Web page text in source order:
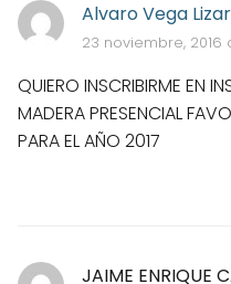
Alvaro Vega
23 noviembre, 2016
QUIERO INSCRIBIRME EN
MADERA PRESENCIAL
PARA EL AÑO 2017
JAIME ENRIQUE